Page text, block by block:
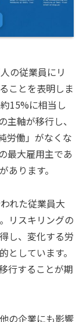
の従業員にリ
ことを表明しま
15%に相当し
主軸が移行し、
労働」がなくな
最大雇用主であ
あります。
れた従業員大
リスキリングの
し、変化する労
しています。
行することが期
の企業にも影響